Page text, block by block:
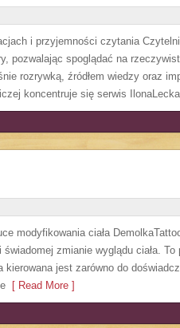
i przyjemności czytania
pozwalając spoglądać na
rozrywką, źródłem wiedzy oraz
koncentruje się serwis
modyfikowania ciała
zmianie wyglądu ciała. To
jest zarówno do
[ Read More ]